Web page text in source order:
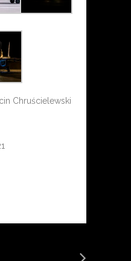
Chruścielewski